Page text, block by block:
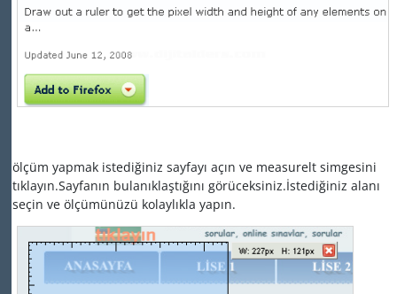
ölçüm yapmak istediğiniz sayfayı açın ve measurelt simgesini
tıklayın.Sayfanın bulanıklaştığını görüceksiniz.İstediğiniz alanı
seçin ve ölçümünüzü kolaylıkla yapın.